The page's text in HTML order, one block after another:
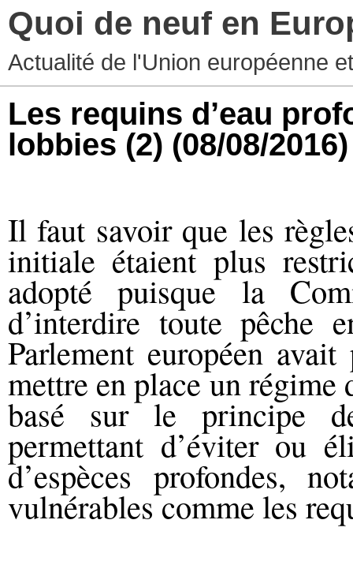
Quoi de neuf en
Actualité de l'Union européenne
Les requins d’eau
lobbies (2) (08/08/2016)
Il faut savoir que les
initiale étaient plus
adopté puisque la
d’interdire toute pêche
Parlement européen
mettre en place un régime
basé sur le principe
permettant d’éviter ou
d’espèces profondes,
vulnérables comme les